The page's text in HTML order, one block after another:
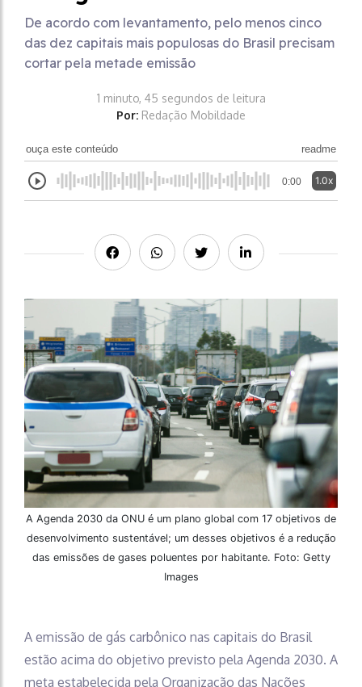
De acordo com levantamento, pelo menos cinco
das dez capitais mais populosas do Brasil precisam
cortar pela metade emissão
1 minuto, 45 segundos de leitura
Por: Redação Mobildade
ouça este conteúdo readme
0:00 1.0x
A Agenda 2030 da ONU é um plano global com 17 objetivos de
desenvolvimento sustentável; um desses objetivos é a redução
das emissões de gases poluentes por habitante. Foto: Getty
Images
A emissão de gás carbônico nas capitais do Brasil
estão acima do objetivo previsto pela Agenda 2030. A
meta estabelecida pela Organização das Nações